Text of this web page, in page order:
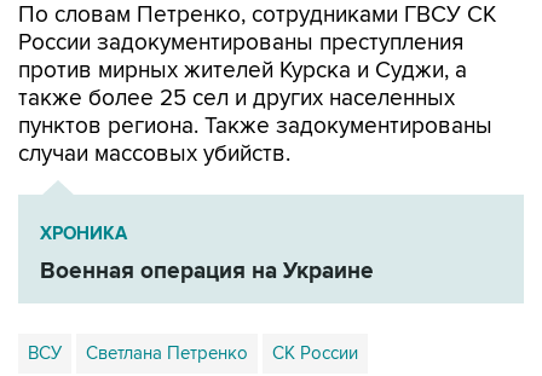
По словам Петренко, сотрудниками ГВСУ СК
России задокументированы преступления
против мирных жителей Курска и Суджи, а
также более 25 сел и других населенных
пунктов региона. Также задокументированы
случаи массовых убийств.
ХРОНИКА
Военная операция на Украине
ВСУ Светлана Петренко СК России